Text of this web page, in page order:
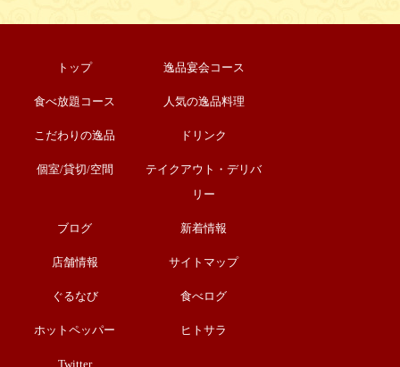
トップ 逸品宴会コース
食べ放題コース 人気の逸品料理
こだわりの逸品 ドリンク
個室/貸切/空間
テイクアウト・デリバ
リー
ブログ 新着情報
店舗情報 サイトマップ
ぐるなび 食べログ
ホットペッパー ヒトサラ
Twitter